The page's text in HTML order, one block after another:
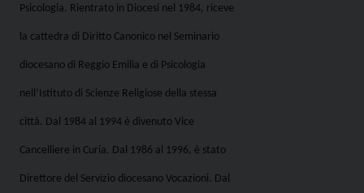
Psicologia. Rientrato in Diocesi nel 1984, riceve
la cattedra di Diritto Canonico nel Seminario
diocesano di Reggio Emilia e di Psicologia
nell’Istituto di Scienze Religiose della stessa
città. Dal 1984 al 1994 è divenuto Vice
Cancelliere in Curia. Dal 1986 al 1996, è stato
Direttore del Servizio diocesano Vocazioni. Dal